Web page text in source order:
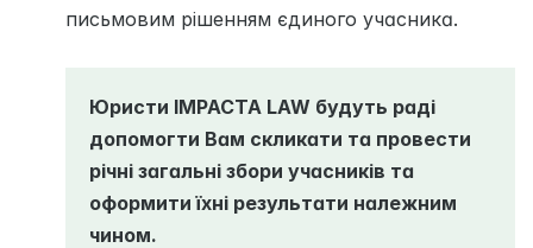
письмовим рішенням єдиного учасника.
Юристи IMPACTA LAW будуть раді
допомогти Вам скликати та провести
річні загальні збори учасників та
оформити їхні результати належним
чином.